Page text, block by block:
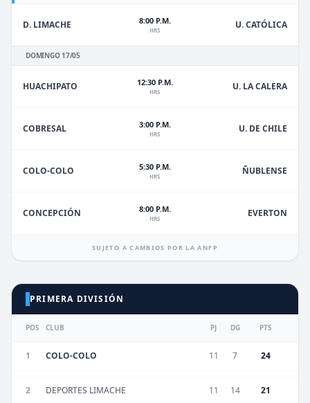
D. LIMACHE 8:00 P.M.
HRS U. CATÓLICA
DOMINGO 17/05
HUACHIPATO 12:30 P.M.
HRS U. LA CALERA
COBRESAL 3:00 P.M.
HRS U. DE CHILE
COLO-COLO 5:30 P.M.
HRS ÑUBLENSE
CONCEPCIÓN 8:00 P.M.
HRS EVERTON
SUJETO A CAMBIOS POR LA ANFP
PRIMERA DIVISIÓN
POS CLUB PJ DG PTS
1 COLO-COLO 11 7 24
2 DEPORTES LIMACHE 11 14 21